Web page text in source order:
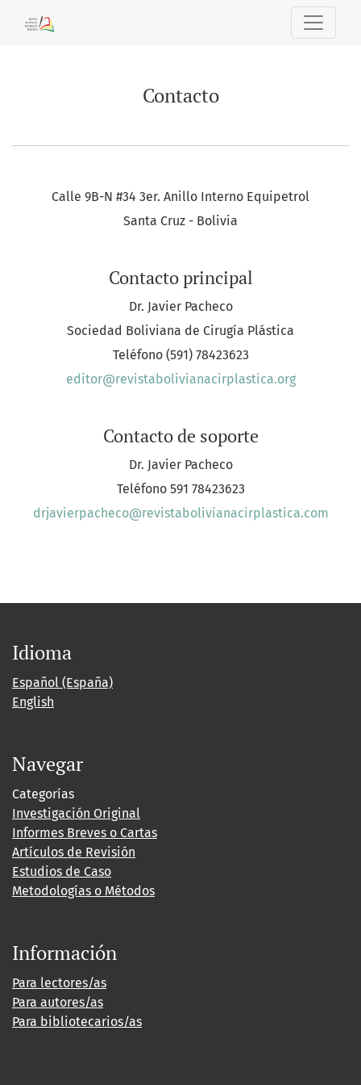
Contacto
Calle 9B-N #34 3er. Anillo Interno Equipetrol
Santa Cruz - Bolivia
Contacto principal
Dr. Javier Pacheco
Sociedad Boliviana de Cirugía Plástica
Teléfono (591) 78423623
editor@revistabolivianacirplastica.org
Contacto de soporte
Dr. Javier Pacheco
Teléfono 591 78423623
drjavierpacheco@revistabolivianacirplastica.com
Idioma
Español (España)
English
Navegar
Categorías
Investigación Original
Informes Breves o Cartas
Artículos de Revisión
Estudios de Caso
Metodologías o Métodos
Información
Para lectores/as
Para autores/as
Para bibliotecarios/as